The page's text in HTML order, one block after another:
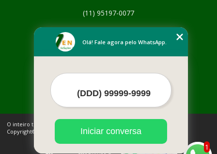
(11) 95197-0077
Empresa
Contato
Mais Serviços
O inteiro teor deste site está sujeito à proteção de direitos autorais.
Copyright© SEVEN RESIDUOS (Lei 9610 de 19/02/1998)
1
Olá! Fale agora pelo WhatsApp.
Iniciar conversa